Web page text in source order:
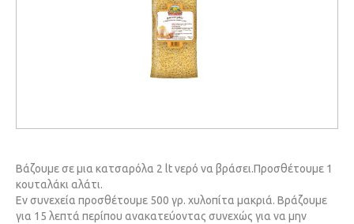
Βάζουμε σε μια κατσαρόλα 2 lt νερό να βράσει.Προσθέτουμε 1
κουταλάκι αλάτι.
Εν συνεχεία προσθέτουμε 500 γρ. χυλοπίτα μακριά. Βράζουμε
για 15 λεπτά περίπου ανακατεύοντας συνεχώς για να μην